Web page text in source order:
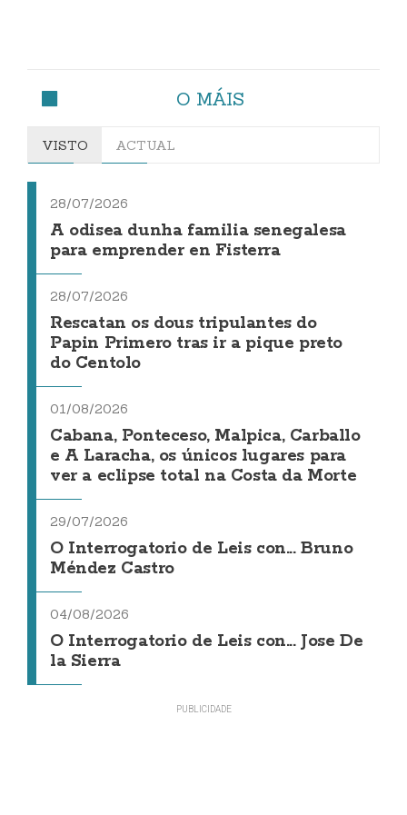
O MÁIS
VISTO ACTUAL
28/07/2026
A odisea dunha familia senegalesa
para emprender en Fisterra
28/07/2026
Rescatan os dous tripulantes do
Papin Primero tras ir a pique preto
do Centolo
01/08/2026
Cabana, Ponteceso, Malpica, Carballo
e A Laracha, os únicos lugares para
ver a eclipse total na Costa da Morte
29/07/2026
O Interrogatorio de Leis con... Bruno
Méndez Castro
04/08/2026
O Interrogatorio de Leis con... Jose De
la Sierra